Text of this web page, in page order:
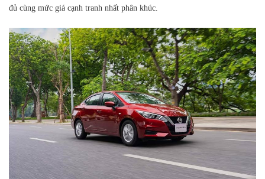
đủ cùng mức giá cạnh tranh nhất phân khúc.